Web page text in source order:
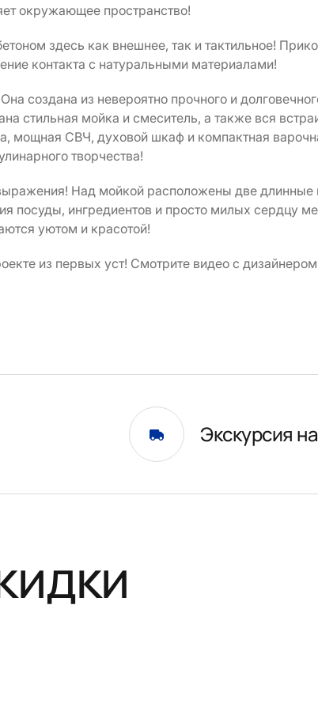
окружающее пространство!
здесь как внешнее, так и тактильное!
контакта с натуральными материалами!
создана из невероятно прочного и
стильная мойка и смеситель, а также вся
мощная СВЧ, духовой шкаф и компактная
творчества!
Над мойкой расположены две длинные
посуды, ингредиентов и просто милых сердцу
уютом и красотой!
из первых уст! Смотрите видео с
Экскурсия